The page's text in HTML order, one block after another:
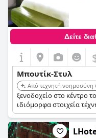
Δείτε
Μπουτίκ-Στυλ
Από τεχνητή νοημοσύνη
ξενοδοχείο στο κέντρο
ιδιόμορφα στοιχεία
κατάλυμα. Προσφέρει
σε σημαντικά γεγονότα